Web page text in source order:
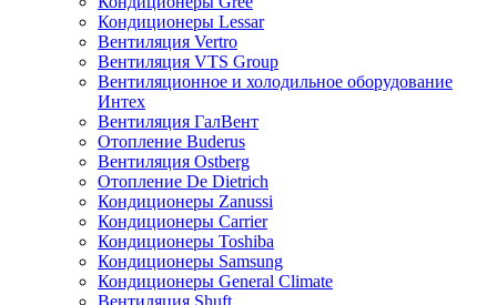
Кондиционеры Lessar
Вентиляция Vertro
Вентиляция VTS Group
Вентиляционное и холодильное оборудование
Интех
Вентиляция ГалВент
Отопление Buderus
Вентиляция Ostberg
Отопление De Dietrich
Кондиционеры Zanussi
Кондиционеры Carrier
Кондиционеры Toshiba
Кондиционеры Samsung
Кондиционеры General Climate
Вентиляция Shuft